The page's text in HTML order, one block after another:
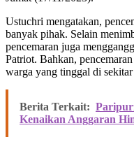
Ustuchri mengatakan,
banyak pihak. Selain
pencemaran juga
Patriot. Bahkan,
warga yang tinggal di sekitar
Berita Terkait:
Kenaikan Anggaran